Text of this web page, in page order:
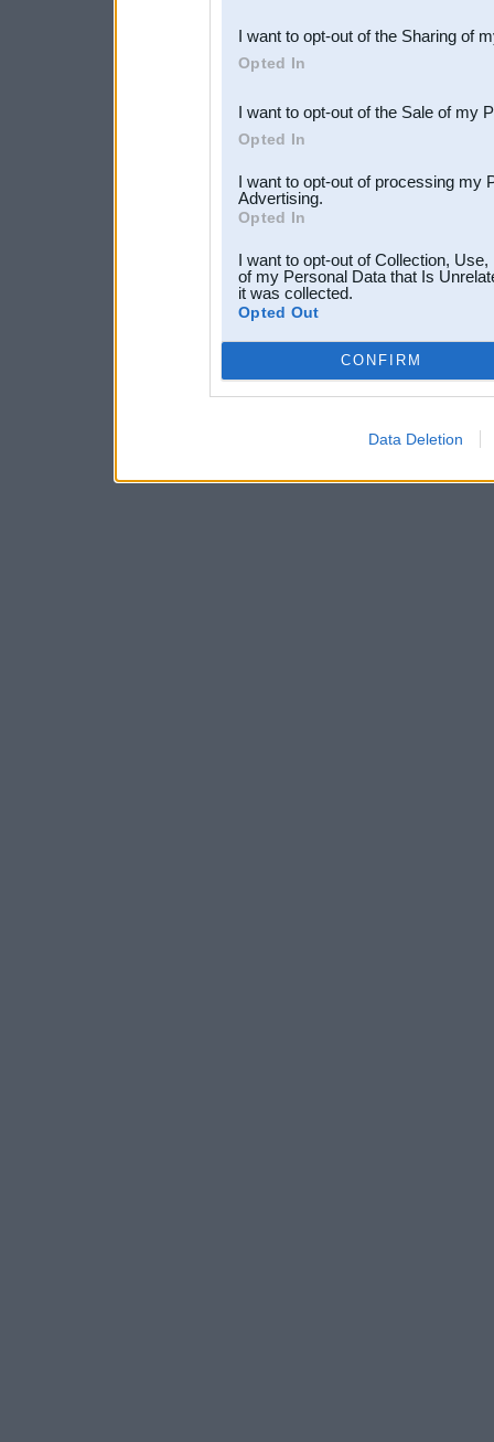
Downstream Participants
third parties.
I want to opt-out of the Sharing of
Opted In
I want to opt-out of the Sale of my
Opted In
I want to opt-out of processing my
Advertising.
Opted In
I want to opt-out of Collection,
of my Personal Data that Is
it was collected.
Opted Out
CONFIRM
Data Deletion